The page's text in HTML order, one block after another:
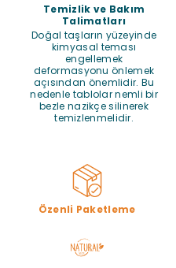
Temizlik ve Bakım
Talimatları
Doğal taşların yüzeyinde
kimyasal teması
engellemek
deformasyonu önlemek
açısından önemlidir. Bu
nedenle tablolar nemli bir
bezle nazikçe silinerek
temizlenmelidir.
Özenli Paketleme